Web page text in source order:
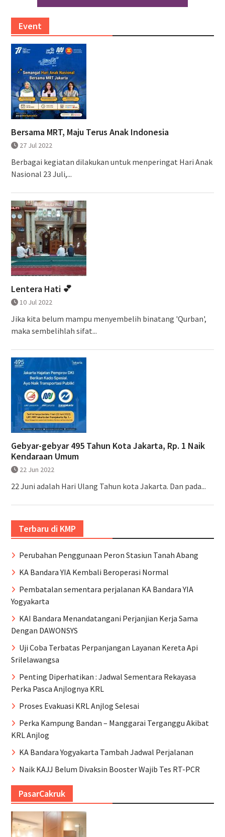
Event
Bersama MRT, Maju Terus Anak Indonesia
27 Jul 2022
Berbagai kegiatan dilakukan untuk menperingat Hari Anak
Nasional 23 Juli,...
Lentera Hati 💕
10 Jul 2022
Jika kita belum mampu menyembelih binatang 'Qurban',
maka sembelihlah sifat...
Gebyar-gebyar 495 Tahun Kota Jakarta, Rp. 1 Naik
Kendaraan Umum
22 Jun 2022
22 Juni adalah Hari Ulang Tahun kota Jakarta. Dan pada...
Terbaru di KMP
Perubahan Penggunaan Peron Stasiun Tanah Abang
KA Bandara YIA Kembali Beroperasi Normal
Pembatalan sementara perjalanan KA Bandara YIA
Yogyakarta
KAI Bandara Menandatangani Perjanjian Kerja Sama
Dengan DAWONSYS
Uji Coba Terbatas Perpanjangan Layanan Kereta Api
Srilelawangsa
Penting Diperhatikan : Jadwal Sementara Rekayasa
Perka Pasca Anjlognya KRL
Proses Evakuasi KRL Anjlog Selesai
Perka Kampung Bandan – Manggarai Terganggu Akibat
KRL Anjlog
KA Bandara Yogyakarta Tambah Jadwal Perjalanan
Naik KAJJ Belum Divaksin Booster Wajib Tes RT-PCR
PasarCakruk